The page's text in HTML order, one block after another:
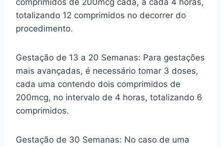
totalizando 12 comprimidos no decorrer do
procedimento.
Gestação de 13 a 20 Semanas: Para gestações
mais avançadas, é necessário tomar 3 doses,
cada uma contendo dois comprimidos de
200mcg, no intervalo de 4 horas, totalizando 6
comprimidos.
Gestação de 30 Semanas: No caso de uma